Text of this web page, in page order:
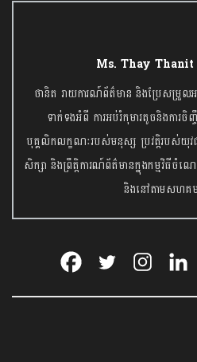
Ms. Thay Thanit |
ថានិត រាយការណ៍ព័ត៌មាន និងប្រែសម្រួ
ទាក់ទងអំពី ការអប់រំកុមារតូចនិងការ
បុគ្គលិកលក្ខណៈរបស់មនុស្ស ប្រវត្តិរបស់យុវ
សិក្សា និងព្រឹត្តិការណ៍ព័ត៌មាន​ក្នុងកម្មវិធីចំ
និងនៅតាមសហគ